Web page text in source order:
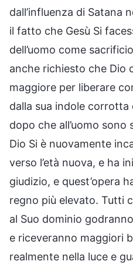
dall’influenza di Satana
il fatto che Gesù Si
dell’uomo come
anche richiesto che Dio
maggiore per liberare
dalla sua indole corrotta
dopo che all’uomo
Dio Si è nuovamente
verso l’età nuova, e ha
giudizio, e quest’opera
regno più elevato. Tutti
al Suo dominio
e riceveranno maggiori
realmente nella luce e